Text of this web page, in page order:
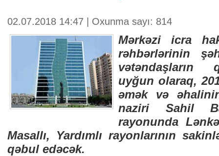
02.07.2018 14:47 | Oxunma sayı: 814
Mərkəzi icra
rəhbərlərinin
vətəndaşların
uyğun olaraq,
əmək və
naziri Sahil
rayonunda
Masallı, Yardımlı rayonlarının
qəbul edəcək.